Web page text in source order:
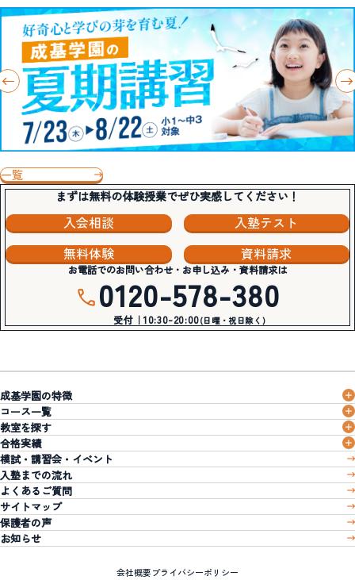
一覧
まずは無料の体験授業でぜひ実感してください！
入会相談
入塾テスト
無料体験
資料請求
お電話でのお問い合わせ・お申し込み・資料請求は
0120-578-380
受付｜10:30-20:00(日曜・祝日除く)
成基学園の特徴
コース一覧
教室を探す
合格実績
模試・講習会・イベント
入塾までの流れ
よくあるご質問
サイトマップ
保護者の声
お知らせ
会社概要プライバシーポリシー